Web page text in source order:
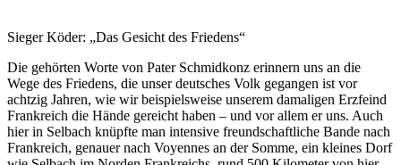
Sieger Köder: „Das Gesicht des Friedens“
Die gehörten Worte von Pater Schmidkonz erinnern uns an die
Wege des Friedens, die unser deutsches Volk gegangen ist vor
achtzig Jahren, wie wir beispielsweise unserem damaligen Erzfeind
Frankreich die Hände gereicht haben – und vor allem er uns. Auch
hier in Selbach knüpfte man intensive freundschaftliche Bande nach
Frankreich, genauer nach Voyennes an der Somme, ein kleines Dorf